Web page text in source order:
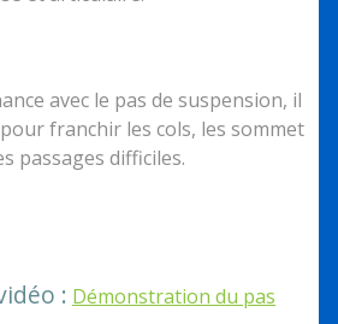
avec le pas de suspension, il
franchir les cols, les sommet
passages difficiles.
: Démonstration du pas